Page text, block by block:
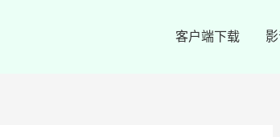
客户端下载